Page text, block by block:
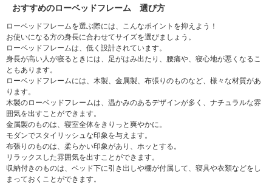
おすすめのローベッドフレーム 選び方
ローベッドフレームを選ぶ際には、こんなポイントを抑えよう！
お使いになる方の身長に合わせてサイズを選びましょう。
ローベッドフレームは、低く設計されています。
身長が高い人が寝るときには、足がはみ出たり、腰痛や、寝心地が悪くなるこ
ともあります。
ローベッドフレームには、木製、金属製、布張りのものなど、様々な材質があ
ります。
木製のローベッドフレームは、温かみのあるデザインが多く、ナチュラルな雰
囲気を出すことができます。
金属製のものは、寝室全体をきりっと爽やかに。
モダンでスタイリッシュな印象を与えます。
布張りのものは、柔らかい印象があり、ホッとする。
リラックスした雰囲気を出すことができます。
収納付きのものは、ベッド下に引き出しや棚が付属して、寝具や衣類などをし
まっておくことができます。